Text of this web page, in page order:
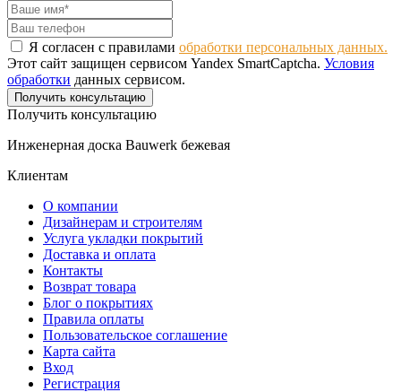
Я согласен с правилами обработки персональных данных.
Этот сайт защищен сервисом Yandex SmartCaptcha. Условия
обработки данных сервисом.
Получить консультацию
Получить консультацию
Инженерная доска Bauwerk бежевая
Клиентам
О компании
Дизайнерам и строителям
Услуга укладки покрытий
Доставка и оплата
Контакты
Возврат товара
Блог о покрытиях
Правила оплаты
Пользовательское соглашение
Карта сайта
Вход
Регистрация